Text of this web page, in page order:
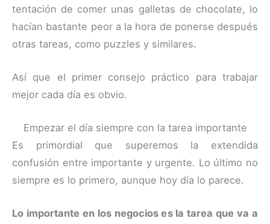
tentación de comer unas galletas de chocolate, lo
hacían bastante peor a la hora de ponerse después
otras tareas, como puzzles y similares.
Así que el primer consejo práctico para trabajar
mejor cada día es obvio.
Empezar el día siempre con la tarea importante
Es primordial que superemos la extendida
confusión entre importante y urgente. Lo último no
siempre es lo primero, aunque hoy día lo parece.
Lo importante en los negocios es la tarea que va a